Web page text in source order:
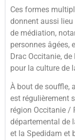
Ces formes
donnent aussi lieu
de médiation,
personnes âgées,
Drac Occitanie, de
pour la culture de
À bout de souffle,
est régulièrement
région Occitanie /
départemental de
et la Spedidam et